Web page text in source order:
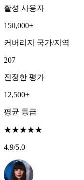
활성 사용자
150,000+
커버리지 국가/지역
207
진정한 평가
12,500+
평균 등급
★★★★★
4.9/5.0